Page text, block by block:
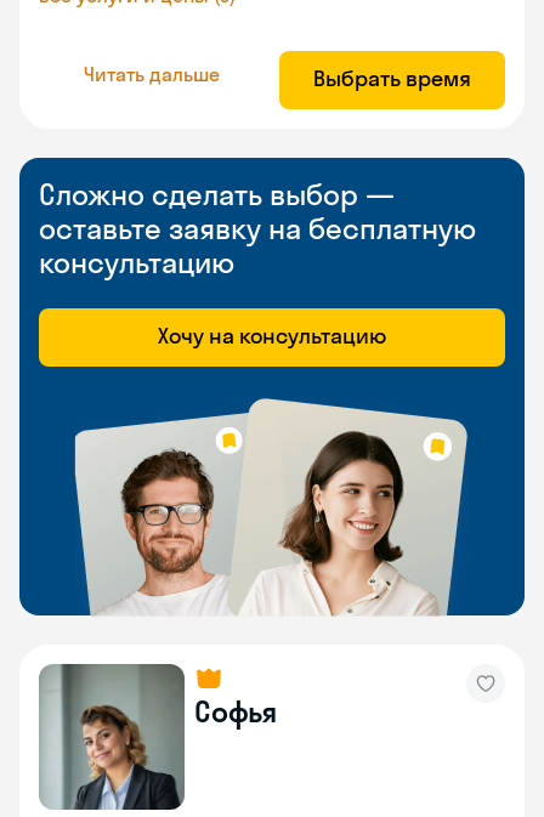
Читать дальше Выбрать время
Сложно сделать выбор —
оставьте заявку на бесплатную
консультацию
Хочу на консультацию
Софья